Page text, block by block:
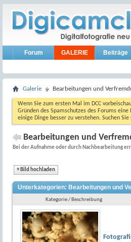
Forum GALERIE Beiträge
Galerie Bearbeitungen und
Wenn Sie zum ersten Mal im DCC
Gründen des Spamschutzes des Forums
einige Dinge besser zu verstehen. Suchen
Bearbeitungen und
Bei der Aufnahme oder durch Nachbearbeitung
+Bild hochladen
Unterkategorien: Bearbeitungen und
Kategorie / Beschreibung